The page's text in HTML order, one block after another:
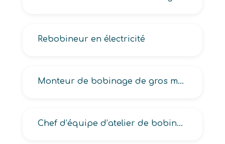
Rebobineur en électricité
Monteur de bobinage de gros matériel électrique, Monteur-bobinier en électricité
Chef d’équipe d’atelier de bobinage en électricité